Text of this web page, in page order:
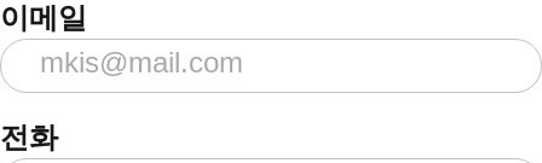
이메일
전화